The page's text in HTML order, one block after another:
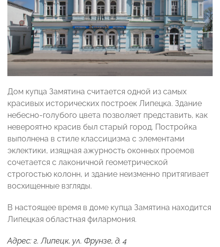
Дом купца Замятина считается одной из самых
красивых исторических построек Липецка. Здание
небесно-голубого цвета позволяет представить, как
невероятно красив был старый город. Постройка
выполнена в стиле классицизма с элементами
эклектики, изящная ажурность оконных проемов
сочетается с лаконичной геометрической
строгостью колонн, и здание неизменно притягивает
восхищенные взгляды.
В настоящее время в доме купца Замятина находится
Липецкая областная филармония.
Адрес: г. Липецк, ул. Фрунзе, д. 4